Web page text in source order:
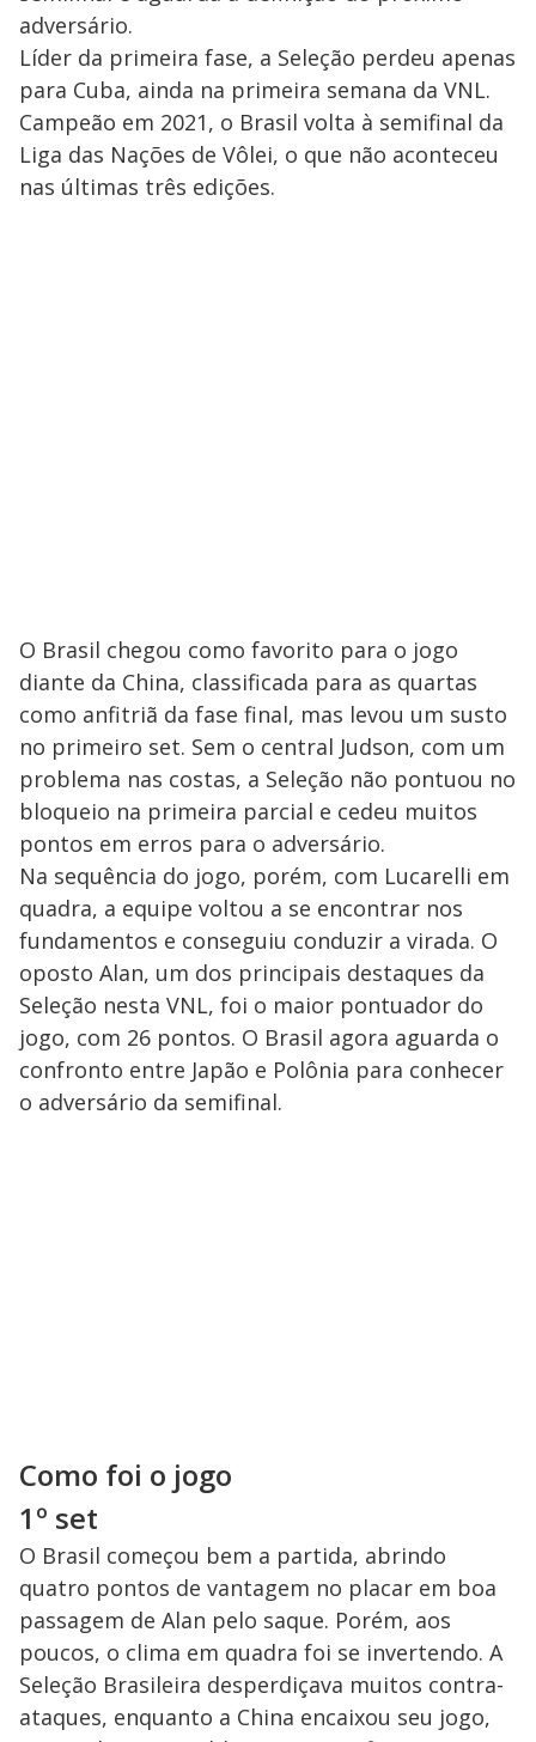
adversário.
Líder da primeira fase, a Seleção perdeu apenas
para Cuba, ainda na primeira semana da VNL.
Campeão em 2021, o Brasil volta à semifinal da
Liga das Nações de Vôlei, o que não aconteceu
nas últimas três edições.
O Brasil chegou como favorito para o jogo
diante da China, classificada para as quartas
como anfitriã da fase final, mas levou um susto
no primeiro set. Sem o central Judson, com um
problema nas costas, a Seleção não pontuou no
bloqueio na primeira parcial e cedeu muitos
pontos em erros para o adversário.
Na sequência do jogo, porém, com Lucarelli em
quadra, a equipe voltou a se encontrar nos
fundamentos e conseguiu conduzir a virada. O
oposto Alan, um dos principais destaques da
Seleção nesta VNL, foi o maior pontuador do
jogo, com 26 pontos. O Brasil agora aguarda o
confronto entre Japão e Polônia para conhecer
o adversário da semifinal.
Como foi o jogo
1º set
O Brasil começou bem a partida, abrindo
quatro pontos de vantagem no placar em boa
passagem de Alan pelo saque. Porém, aos
poucos, o clima em quadra foi se invertendo. A
Seleção Brasileira desperdiçava muitos contra-
ataques, enquanto a China encaixou seu jogo,